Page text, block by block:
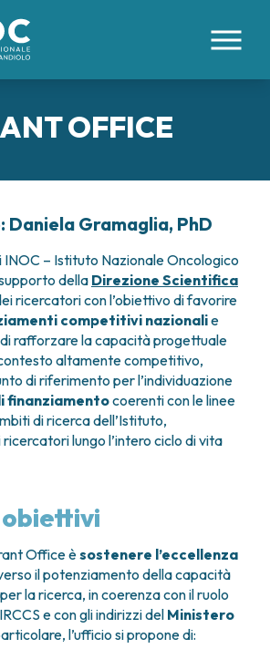
TECNOLOGIE
COLLO
E GHIANDOLE ENDOCRINE
UTERINA
DI CELLULE STAMINALI
E TERAPIE CELLULARI
ONCOLOGICA
ONCOLOGICA
DELLA PELLE
REFERTI
OFFICE (TTO)
RICERCA PRENOTA
OFFICE
Daniela Gramaglia, PhD
INOC – Istituto Nazionale Oncologico
della Direzione Scientifica
ricercatori con l’obiettivo di favorire
competitivi nazionalie
rafforzare la capacità progettuale
altamente competitivo,
di riferimento per l’individuazione
finanziamentocoerenti con le linee
di ricerca dell’Istituto,
lungo l’intero ciclo di vita
obiettivi
Office èsostenere l’eccellenza
il potenziamento della capacità
la ricerca, in coerenza con il ruolo
e con gli indirizzi del Ministero
l’ufficio si propone di: